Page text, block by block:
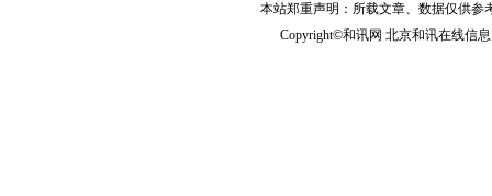
本站郑重声明：所载文章、数据仅供参
Copyright©和讯网 北京和讯在线信